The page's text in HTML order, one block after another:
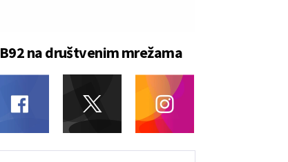
B92 na društvenim mrežama